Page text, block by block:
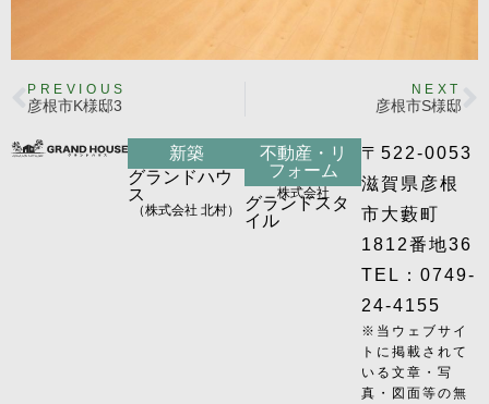
PREVIOUS
彦根市K様邸3
NEXT
彦根市S様邸
新築
グランドハウ
ス
（株式会社 北村）
不動産・リ
フォーム
株式会社
グランドスタ
イル
〒522-0053
滋賀県彦根
市大藪町
1812番地36
TEL：0749-
24-4155
※当ウェブサイ
トに掲載されて
いる文章・写
真・図面等の無